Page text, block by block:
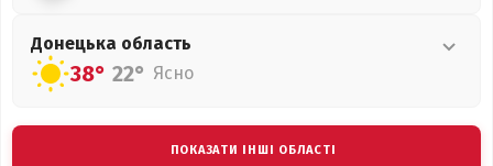
Донецька область
38° 22° Ясно
ПОКАЗАТИ ІНШІ ОБЛАСТІ